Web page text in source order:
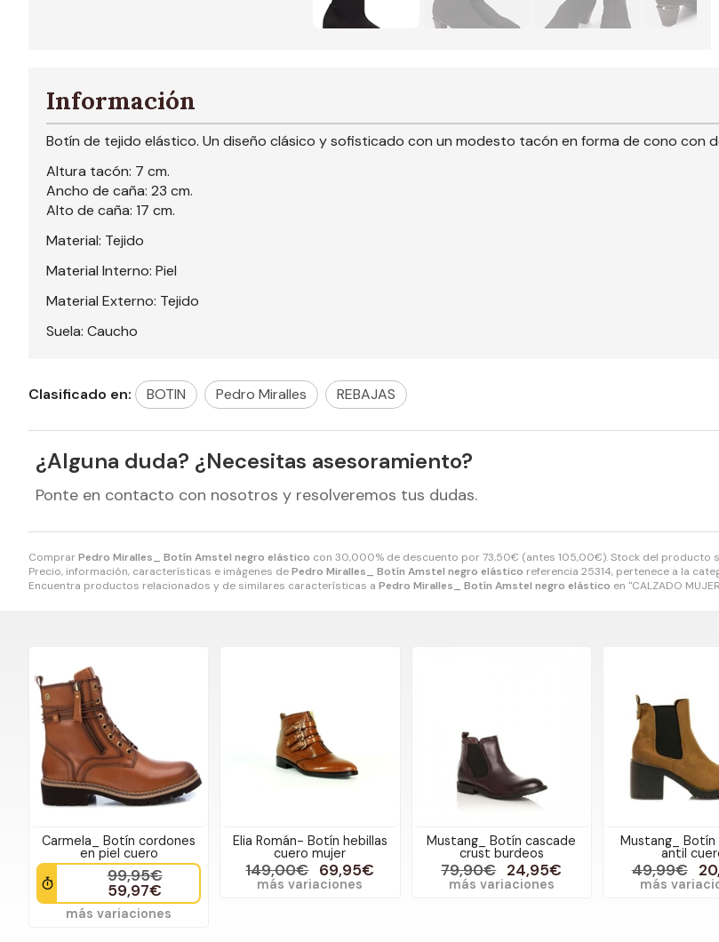
ComprarPedro Miralles_ Botín Amstel negro elástico con 30,000% de descuento por73,50€ (antes 105,00€). Stock del producto
Precio, información, características e imágenes dePedro Miralles_ Botín Amstel negro elástico referencia 25314, pertenece a la
Encuentra productos relacionados y de similares características a Pedro Miralles_ Botín Amstel negro elástico en "CALZADO
Información
Botín de tejido elástico. Un diseño clásico y sofisticado con un modesto tacón en forma de cono con
Altura tacón: 7 cm.
Ancho de caña: 23 cm.
Alto de caña: 17 cm.
Material: Tejido
Material Interno: Piel
Material Externo: Tejido
Suela: Caucho
Clasificado en: BOTIN Pedro Miralles REBAJAS
¿Alguna duda? ¿Necesitas asesoramiento?
Ponte en contacto con nosotros y resolveremos tus dudas.
Carmela_ Botín cordones
en piel cuero
99,95€
59,97€
más variaciones
Elia Román- Botín hebillas
cuero mujer
149,00€ 69,95€
más variaciones
Mustang_ Botín cascade
crust burdeos
79,90€ 24,95€
más variaciones
Mustang_ Botín
antil
49,99€
más